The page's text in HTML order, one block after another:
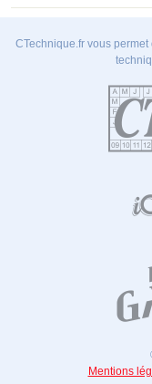
CTechnique.fr vous
Mentions